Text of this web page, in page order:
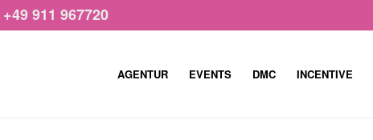
+49 911 967720
AGENTUR EVENTS DMC INCENTIVE